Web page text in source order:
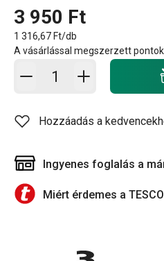
3 950 Ft
1 316,67 Ft/db
A vásárlással megszerzett
Kosárba - mennyiség
Hozzáadás a
Ingyenes foglalás a
Miért érdemes a